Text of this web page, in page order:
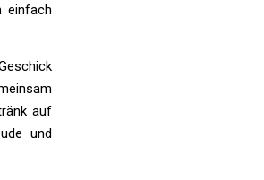
einfach
auf
und